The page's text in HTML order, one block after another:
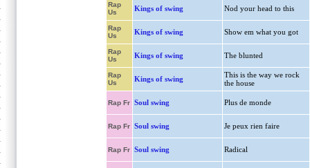
Rap
Us
Kings of swing Nod your head to this
Rap
Us
Kings of swing Show em what you got
Rap
Us
Kings of swing The blunted
Rap
Us
Kings of swing
This is the way we rock
the house
Rap Fr Soul swing Plus de monde
Rap Fr Soul swing Je peux rien faire
Rap Fr Soul swing Radical